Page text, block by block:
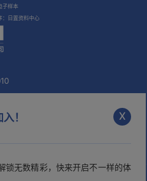
！ x
锁无数精彩，快来开启不一样的体
子样本
：日置资料中心